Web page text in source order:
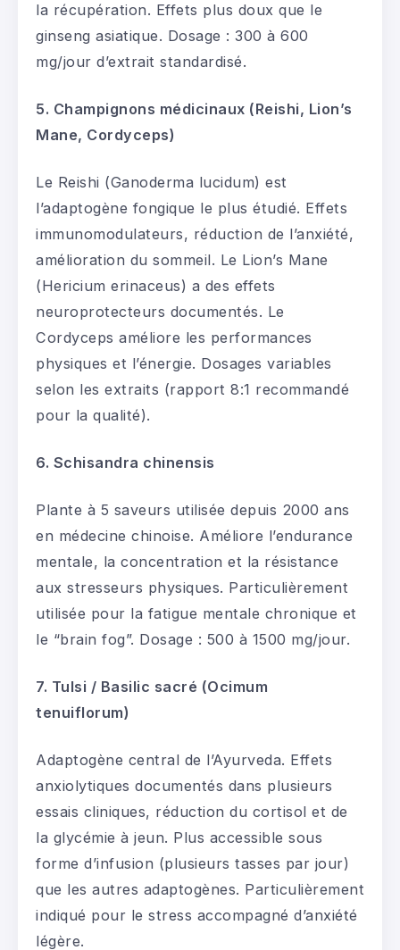
la récupération. Effets plus doux que le
ginseng asiatique. Dosage : 300 à 600
mg/jour d’extrait standardisé.
5. Champignons médicinaux (Reishi, Lion’s
Mane, Cordyceps)
Le Reishi (Ganoderma lucidum) est
l’adaptogène fongique le plus étudié. Effets
immunomodulateurs, réduction de l’anxiété,
amélioration du sommeil. Le Lion’s Mane
(Hericium erinaceus) a des effets
neuroprotecteurs documentés. Le
Cordyceps améliore les performances
physiques et l’énergie. Dosages variables
selon les extraits (rapport 8:1 recommandé
pour la qualité).
6. Schisandra chinensis
Plante à 5 saveurs utilisée depuis 2000 ans
en médecine chinoise. Améliore l’endurance
mentale, la concentration et la résistance
aux stresseurs physiques. Particulièrement
utilisée pour la fatigue mentale chronique et
le “brain fog”. Dosage : 500 à 1500 mg/jour.
7. Tulsi / Basilic sacré (Ocimum
tenuiflorum)
Adaptogène central de l’Ayurveda. Effets
anxiolytiques documentés dans plusieurs
essais cliniques, réduction du cortisol et de
la glycémie à jeun. Plus accessible sous
forme d’infusion (plusieurs tasses par jour)
que les autres adaptogènes. Particulièrement
indiqué pour le stress accompagné d’anxiété
légère.